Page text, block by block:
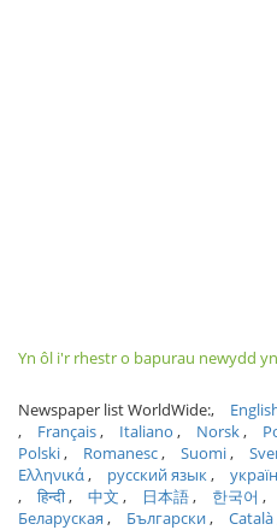
Yn ôl i'r rhestr o bapurau newydd
Newspaper list WorldWide:
Français
Italiano Norsk
Polski
Romanesc Suomi
Ελληνικά
русский язык
हिन्दी
中文 日本語 한국어
Беларуская
Български Català